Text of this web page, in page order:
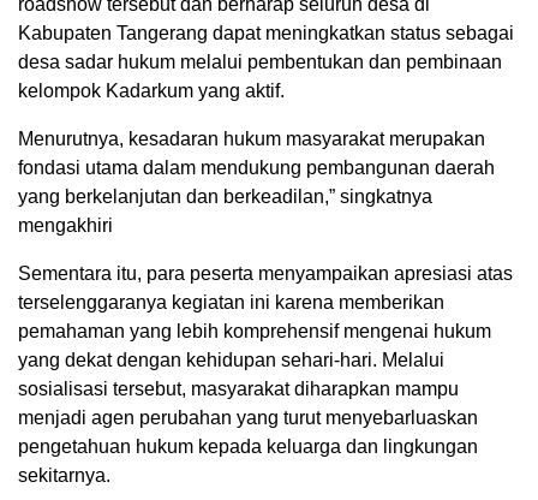
Kabupaten Tangerang dapat meningkatkan status sebagai
desa sadar hukum melalui pembentukan dan pembinaan
kelompok Kadarkum yang aktif.
Menurutnya, kesadaran hukum masyarakat merupakan
fondasi utama dalam mendukung pembangunan daerah
yang berkelanjutan dan berkeadilan,” singkatnya
mengakhiri
Sementara itu, para peserta menyampaikan apresiasi atas
terselenggaranya kegiatan ini karena memberikan
pemahaman yang lebih komprehensif mengenai hukum
yang dekat dengan kehidupan sehari-hari. Melalui
sosialisasi tersebut, masyarakat diharapkan mampu
menjadi agen perubahan yang turut menyebarluaskan
pengetahuan hukum kepada keluarga dan lingkungan
sekitarnya.